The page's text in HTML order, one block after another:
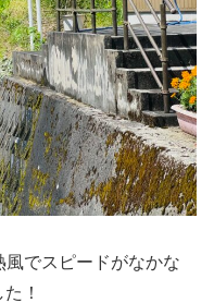
でスピードがなかな
！